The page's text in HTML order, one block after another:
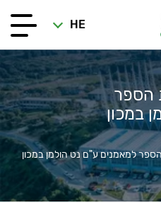
HE
הספר
במכון
למאמנים ע"ם נט הולמן במכון